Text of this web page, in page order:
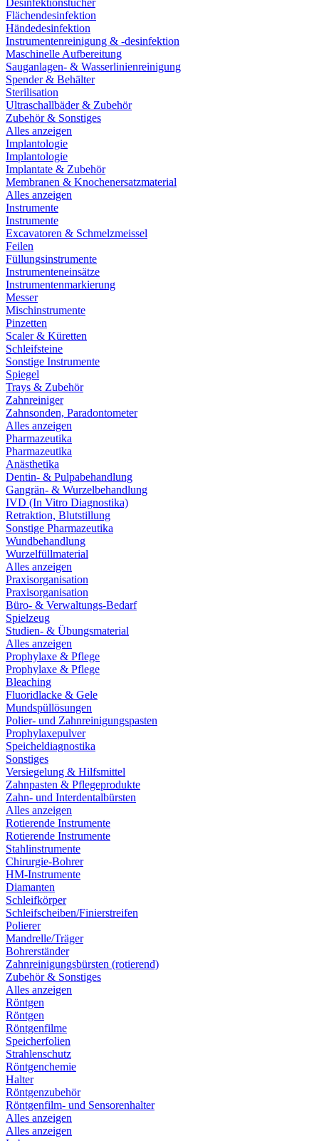
Desinfektionstücher
Flächendesinfektion
Händedesinfektion
Instrumentenreinigung & -desinfektion
Maschinelle Aufbereitung
Sauganlagen- & Wasserlinienreinigung
Spender & Behälter
Sterilisation
Ultraschallbäder & Zubehör
Zubehör & Sonstiges
Alles anzeigen
Implantologie
Implantologie
Implantate & Zubehör
Membranen & Knochenersatzmaterial
Alles anzeigen
Instrumente
Instrumente
Excavatoren & Schmelzmeissel
Feilen
Füllungsinstrumente
Instrumenteneinsätze
Instrumentenmarkierung
Messer
Mischinstrumente
Pinzetten
Scaler & Küretten
Schleifsteine
Sonstige Instrumente
Spiegel
Trays & Zubehör
Zahnreiniger
Zahnsonden, Paradontometer
Alles anzeigen
Pharmazeutika
Pharmazeutika
Anästhetika
Dentin- & Pulpabehandlung
Gangrän- & Wurzelbehandlung
IVD (In Vitro Diagnostika)
Retraktion, Blutstillung
Sonstige Pharmazeutika
Wundbehandlung
Wurzelfüllmaterial
Alles anzeigen
Praxisorganisation
Praxisorganisation
Büro- & Verwaltungs-Bedarf
Spielzeug
Studien- & Übungsmaterial
Alles anzeigen
Prophylaxe & Pflege
Prophylaxe & Pflege
Bleaching
Fluoridlacke & Gele
Mundspüllösungen
Polier- und Zahnreinigungspasten
Prophylaxepulver
Speicheldiagnostika
Sonstiges
Versiegelung & Hilfsmittel
Zahnpasten & Pflegeprodukte
Zahn- und Interdentalbürsten
Alles anzeigen
Rotierende Instrumente
Rotierende Instrumente
Stahlinstrumente
Chirurgie-Bohrer
HM-Instrumente
Diamanten
Schleifkörper
Schleifscheiben/Finierstreifen
Polierer
Mandrelle/Träger
Bohrerständer
Zahnreinigungsbürsten (rotierend)
Zubehör & Sonstiges
Alles anzeigen
Röntgen
Röntgen
Röntgenfilme
Speicherfolien
Strahlenschutz
Röntgenchemie
Halter
Röntgenzubehör
Röntgenfilm- und Sensorenhalter
Alles anzeigen
Alles anzeigen